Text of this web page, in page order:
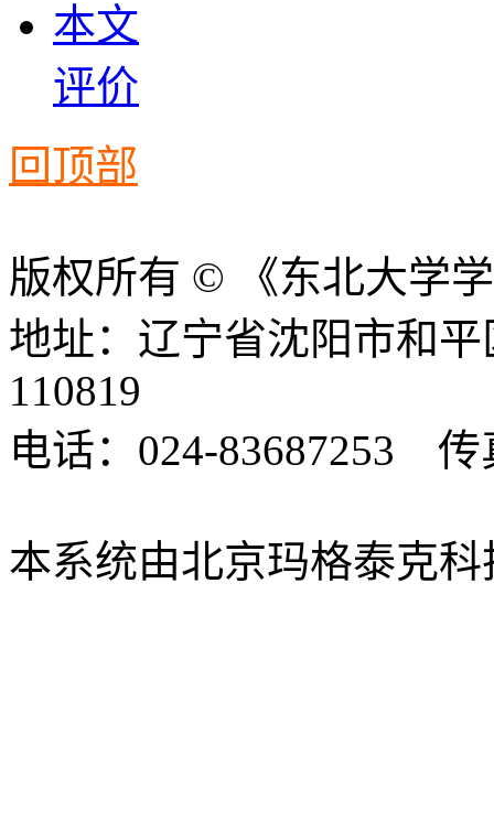
本文
评价
回顶部
版权所有 © 《东北大学
地址：辽宁省沈阳市和
110819
电话：024-83687253
本系统由北京玛格泰克